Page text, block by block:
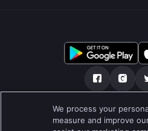
คำถามที่พบบ่อย
We process your
measure and improve